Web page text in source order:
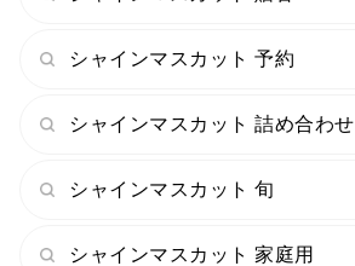
シャインマスカット 予約
シャインマスカット 詰め合わせ
シャインマスカット 旬
シャインマスカット 家庭用